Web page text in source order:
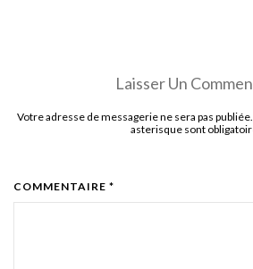
Laisser Un
Votre adresse de messagerie ne sera pas
asterisque sont
COMMENTAIRE *